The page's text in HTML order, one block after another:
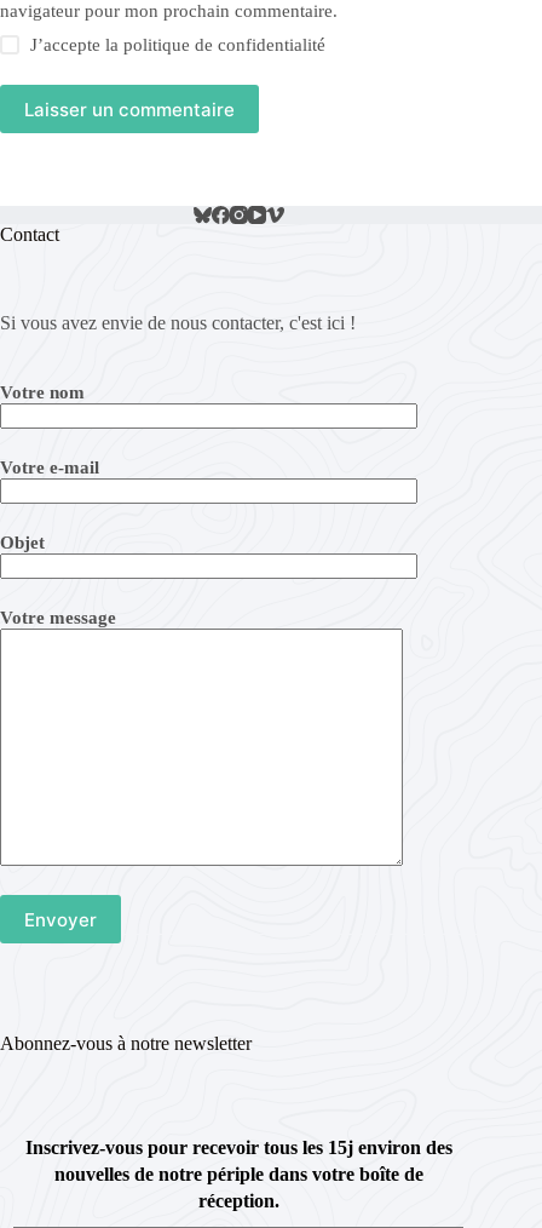
navigateur pour mon prochain commentaire.
J’accepte lapolitique de confidentialité
Laisser un commentaire
Contact
Si vous avez envie de nous contacter, c'est ici !
Votre nom
Votre e-mail
Objet
Votre message
Abonnez-vous à notre newsletter
Inscrivez-vous pour recevoir tous les 15j environ des
nouvelles de notre périple dans votre boîte de
réception.